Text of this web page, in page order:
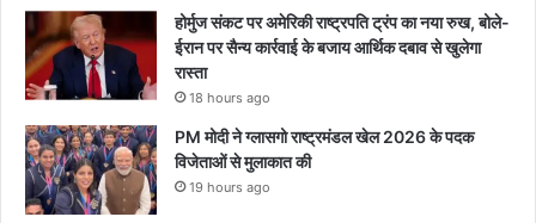
होर्मुज संकट पर अमेरिकी राष्ट्रपति ट्रंप का नया रुख, बोले-
ईरान पर सैन्य कार्रवाई के बजाय आर्थिक दबाव से खुलेगा
रास्ता
18 hours ago
PM मोदी ने ग्लासगो राष्ट्रमंडल खेल 2026 के पदक
विजेताओं से मुलाकात की
19 hours ago